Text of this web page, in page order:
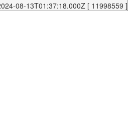
08-13T01:37:18.000Z [ 11998559 ]